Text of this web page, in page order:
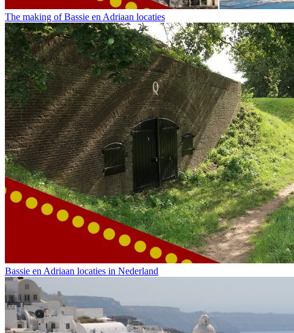
The making of Bassie en Adriaan locaties
Bassie en Adriaan locaties in Nederland